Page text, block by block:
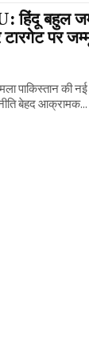
बहुल
पर
पाकिस्तान की नई
बेहद आक्रामक...